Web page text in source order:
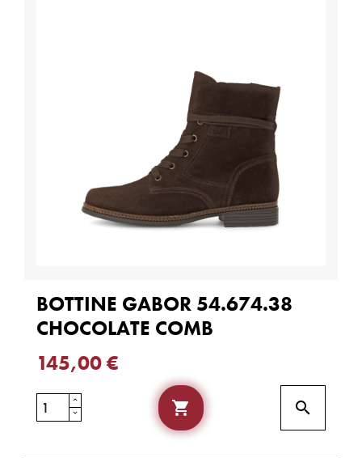
BOTTINE GABOR 54.674.38
CHOCOLATE COMB
145,00 €
 